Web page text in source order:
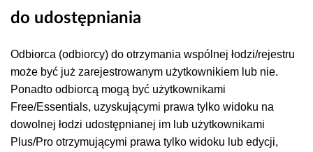
do udostępniania
Odbiorca (odbiorcy) do otrzymania wspólnej łodzi/rejestru
może być już zarejestrowanym użytkownikiem lub nie.
Ponadto odbiorcą mogą być użytkownikami
Free/Essentials, uzyskującymi prawa tylko widoku na
dowolnej łodzi udostępnianej im lub użytkownikami
Plus/Pro otrzymującymi prawa tylko widoku lub edycji,